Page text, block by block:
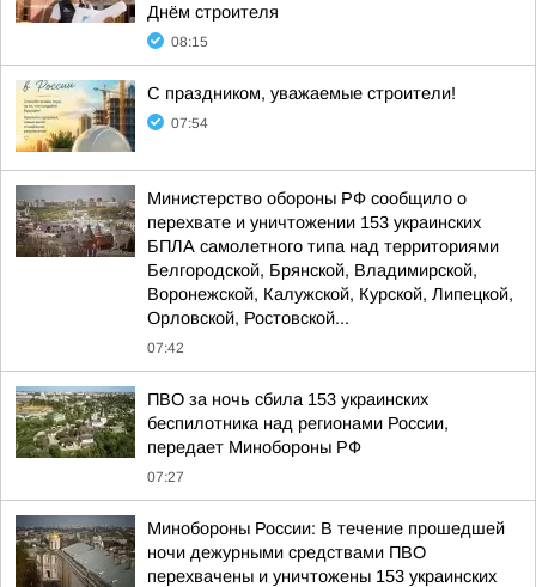
Днём строителя
08:15
С праздником, уважаемые строители!
07:54
Министерство обороны РФ сообщило о
перехвате и уничтожении 153 украинских
БПЛА самолетного типа над территориями
Белгородской, Брянской, Владимирской,
Воронежской, Калужской, Курской, Липецкой,
Орловской, Ростовской...
07:42
ПВО за ночь сбила 153 украинских
беспилотника над регионами России,
передает Минобороны РФ
07:27
Минобороны России: В течение прошедшей
ночи дежурными средствами ПВО
перехвачены и уничтожены 153 украинских